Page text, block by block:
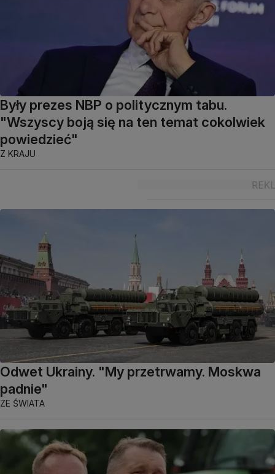
Były prezes NBP o politycznym tabu.
"Wszyscy boją się na ten temat cokolwiek
powiedzieć"
Z KRAJU
Odwet Ukrainy. "My przetrwamy. Moskwa
padnie"
ZE ŚWIATA